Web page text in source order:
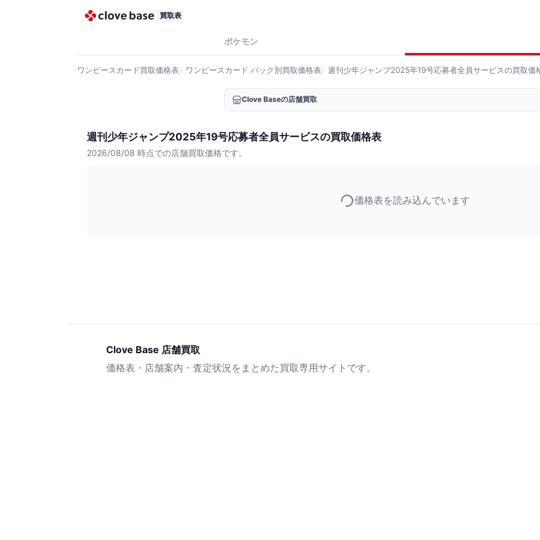
買取表
ポケモン
ワンピースカード買取価格表 ワンピースカード パック別買取価格表 週刊少年ジャンプ2025年19号応募者全員サービスの買取価
Clove Baseの店舗買取
週刊少年ジャンプ2025年19号応募者全員サービスの買取価格表
2026/08/08 時点での店舗買取価格です。
価格表を読み込んでいます
Clove Base 店舗買取
価格表・店舗案内・査定状況をまとめた買取専用サイトです。